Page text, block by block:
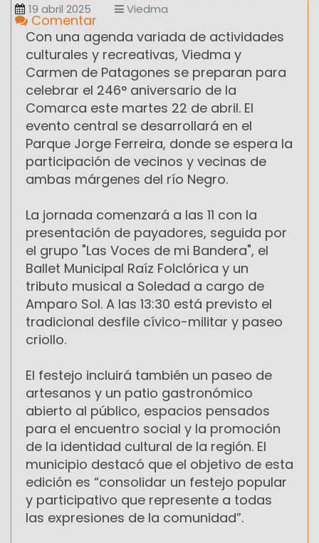
19 abril 2025 Viedma
Comentar
Con una agenda variada de actividades
culturales y recreativas, Viedma y
Carmen de Patagones se preparan para
celebrar el 246° aniversario de la
Comarca este martes 22 de abril. El
evento central se desarrollará en el
Parque Jorge Ferreira, donde se espera la
participación de vecinos y vecinas de
ambas márgenes del río Negro.
La jornada comenzará a las 11 con la
presentación de payadores, seguida por
el grupo "Las Voces de mi Bandera", el
Ballet Municipal Raíz Folclórica y un
tributo musical a Soledad a cargo de
Amparo Sol. A las 13:30 está previsto el
tradicional desfile cívico-militar y paseo
criollo.
El festejo incluirá también un paseo de
artesanos y un patio gastronómico
abierto al público, espacios pensados
para el encuentro social y la promoción
de la identidad cultural de la región. El
municipio destacó que el objetivo de esta
edición es “consolidar un festejo popular
y participativo que represente a todas
las expresiones de la comunidad”.